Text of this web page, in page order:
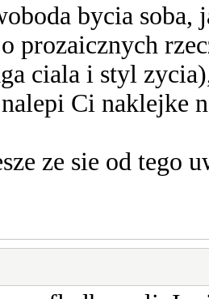
bycia
prozaicznych
ciala i styl
Ci naklejke
ze sie od tego